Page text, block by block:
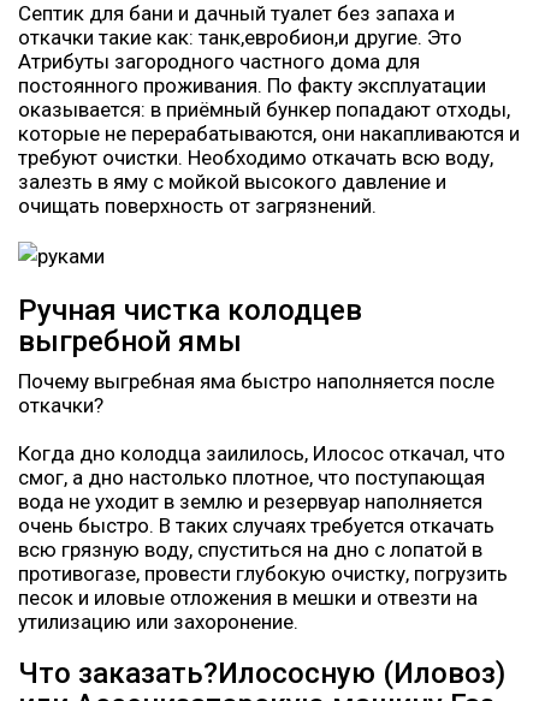
Септик для бани и дачный туалет без запаха и
откачки такие как: танк,евробион,и другие. Это
Атрибуты загородного частного дома для
постоянного проживания. По факту эксплуатации
оказывается: в приёмный бункер попадают отходы,
которые не перерабатываются, они накапливаются и
требуют очистки. Необходимо откачать всю воду,
залезть в яму с мойкой высокого давление и
очищать поверхность от загрязнений.
Ручная чистка колодцев
выгребной ямы
Почему выгребная яма быстро наполняется после
откачки?
Когда дно колодца заилилось, Илосос откачал, что
смог, а дно настолько плотное, что поступающая
вода не уходит в землю и резервуар наполняется
очень быстро. В таких случаях требуется откачать
всю грязную воду, спуститься на дно с лопатой в
противогазе, провести глубокую очистку, погрузить
песок и иловые отложения в мешки и отвезти на
утилизацию или захоронение.
Что заказать?Илососную (Иловоз)